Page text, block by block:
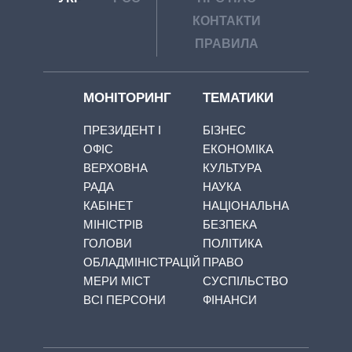
КОНТАКТИ
ПРАВИЛА
МОНІТОРИНГ
ПРЕЗИДЕНТ І
ОФІС
ВЕРХОВНА
РАДА
КАБІНЕТ
МІНІСТРІВ
ГОЛОВИ
ОБЛАДМІНІСТРАЦІЙ
МЕРИ МІСТ
ВСІ ПЕРСОНИ
ТЕМАТИКИ
БІЗНЕС
ЕКОНОМІКА
КУЛЬТУРА
НАУКА
НАЦІОНАЛЬНА
БЕЗПЕКА
ПОЛІТИКА
ПРАВО
СУСПІЛЬСТВО
ФІНАНСИ